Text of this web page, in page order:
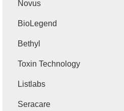
Novus
BioLegend
Bethyl
Toxin Technology
Listlabs
Seracare